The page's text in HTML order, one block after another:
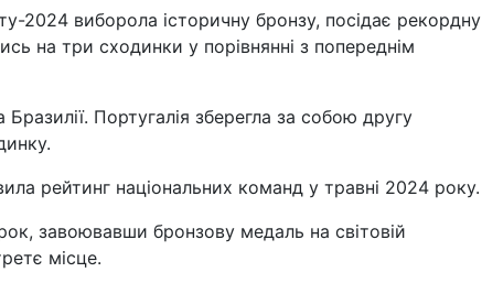
2024 виборола історичну бронзу, посідає рекордну
на три сходинки у порівнянні з попереднім
Португалія зберегла за собою другу
рейтинг національних команд у травні 2024 року.
завоювавши бронзову медаль на світовій
місце.